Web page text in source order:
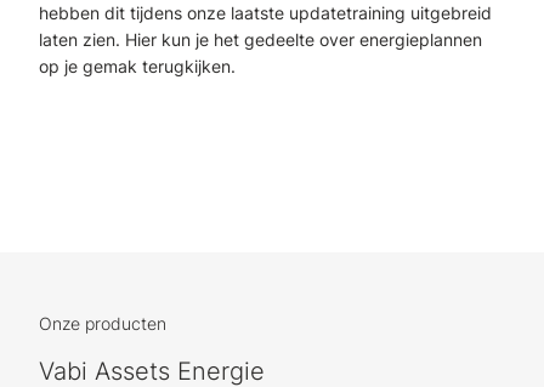
hebben dit tijdens onze laatste updatetraining uitgebreid
laten zien. Hier kun je het gedeelte over energieplannen
op je gemak terugkijken.
Onze producten
Vabi Assets Energie